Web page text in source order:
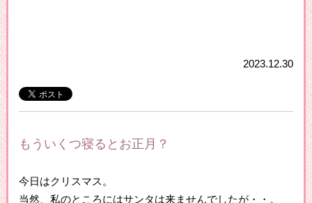
2023.12.30
もういくつ寝るとお正月？
今日はクリスマス。
当然、私のところにはサンタは来ませんでしたが・・。